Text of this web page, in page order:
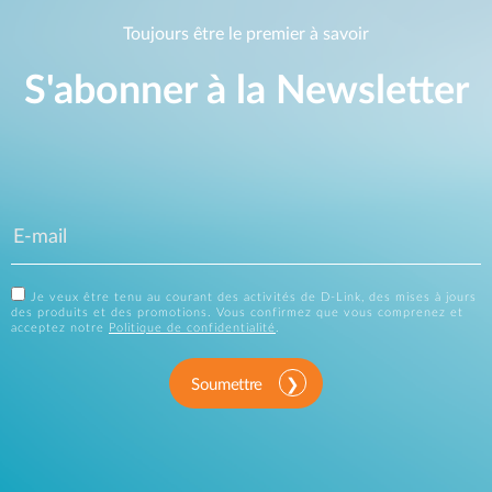
Toujours être le premier à savoir
S'abonner à la Newsletter
Je veux être tenu au courant des activités de D-Link, des mises à jours
des produits et des promotions. Vous confirmez que vous comprenez et
acceptez notre
Politique de confidentialité.
Soumettre